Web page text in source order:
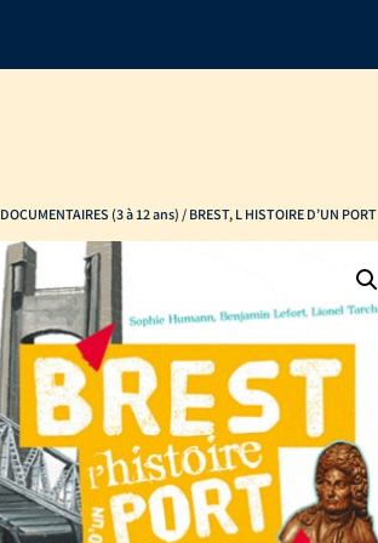
DOCUMENTAIRES (3 à 12 ans) / BREST, L HISTOIRE D’UN PORT